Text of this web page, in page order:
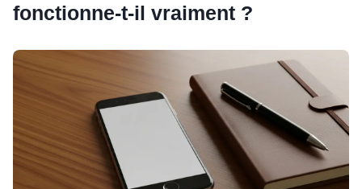
fonctionne-t-il vraiment ?